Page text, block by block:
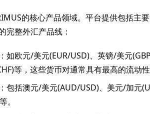
的核心产品领域。平台提供包括主
完整外汇产品线：
如欧元/美元(EUR/USD)、英镑/美元
等，这些货币对通常具有最高的流动性
包括澳元/美元(AUD/USD)、美元/加元
。